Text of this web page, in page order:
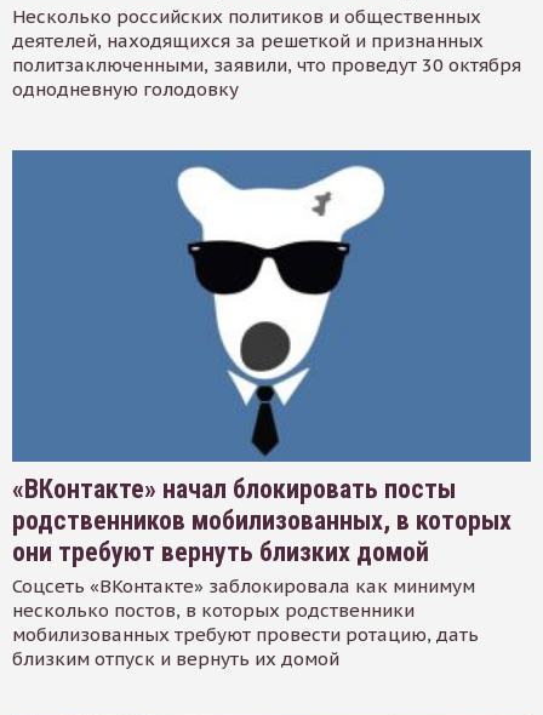
Несколько российских политиков и общественных
деятелей, находящихся за решеткой и признанных
политзаключенными, заявили, что проведут 30 октября
однодневную голодовку
«ВКонтакте» начал блокировать посты
родственников мобилизованных, в которых
они требуют вернуть близких домой
Соцсеть «ВКонтакте» заблокировала как минимум
несколько постов, в которых родственники
мобилизованных требуют провести ротацию, дать
близким отпуск и вернуть их домой